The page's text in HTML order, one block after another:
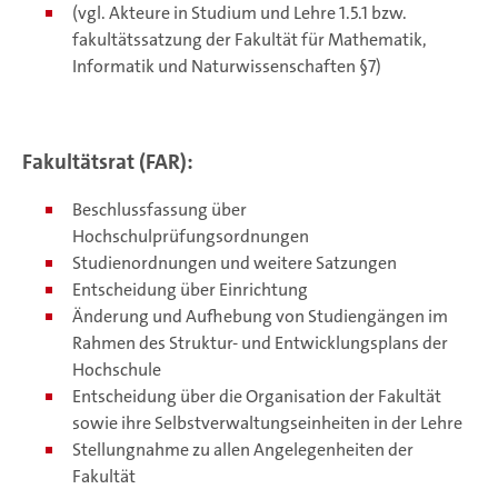
(vgl. Akteure in Studium und Lehre 1.5.1 bzw.
fakultätssatzung der Fakultät für Mathematik,
Informatik und Naturwissenschaften §7)
Fakultätsrat (FAR):
Beschlussfassung über
Hochschulprüfungsordnungen
Studienordnungen und weitere Satzungen
Entscheidung über Einrichtung
Änderung und Aufhebung von Studiengängen im
Rahmen des Struktur- und Entwicklungsplans der
Hochschule
Entscheidung über die Organisation der Fakultät
sowie ihre Selbstverwaltungseinheiten in der Lehre
Stellungnahme zu allen Angelegenheiten der
Fakultät